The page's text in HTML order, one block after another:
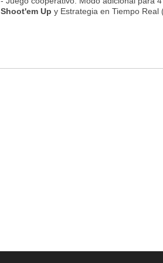
Shoot'em Up y Estrategia en Tiempo Real